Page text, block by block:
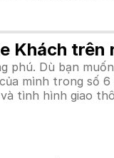
Khách trên
Dù bạn
mình trong số
tình hình giao